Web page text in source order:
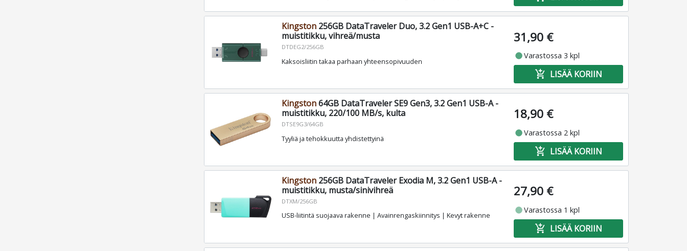
Kingston256GB DataTraveler Duo, 3.2 Gen1 USB-A+C -
muistitikku, vihreä/musta
DTDEG2/256GB
Kaksoisliitin takaa parhaan yhteensopivuuden
31,90 €
fiber_manual_recordVarastossa 3 kpl
add_shopping_cart LISÄÄ KORIIN
Kingston64GB DataTraveler SE9 Gen3, 3.2 Gen1 USB-A -
muistitikku, 220/100 MB/s, kulta
DTSE9G3/64GB
Tyyliä ja tehokkuutta yhdistettyinä
18,90 €
fiber_manual_recordVarastossa 2 kpl
add_shopping_cart LISÄÄ KORIIN
Kingston256GB DataTraveler Exodia M, 3.2 Gen1 USB-A -
muistitikku, musta/sinivihreä
DTXM/256GB
USB-liitintä suojaava rakenne | Avainrengaskiinnitys | Kevyt rakenne
27,90 €
fiber_manual_recordVarastossa 1 kpl
add_shopping_cart LISÄÄ KORIIN